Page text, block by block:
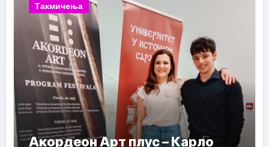
Такмичења
Акордеон Арт плус – Карло